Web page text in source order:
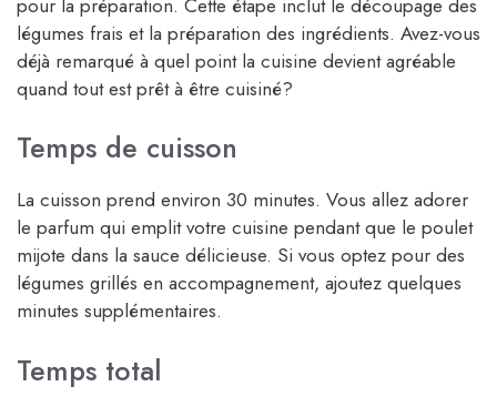
pour la préparation. Cette étape inclut le découpage des
légumes frais et la préparation des ingrédients. Avez-vous
déjà remarqué à quel point la cuisine devient agréable
quand tout est prêt à être cuisiné?
Temps de cuisson
La cuisson prend environ 30 minutes. Vous allez adorer
le parfum qui emplit votre cuisine pendant que le poulet
mijote dans la sauce délicieuse. Si vous optez pour des
légumes grillés en accompagnement, ajoutez quelques
minutes supplémentaires.
Temps total